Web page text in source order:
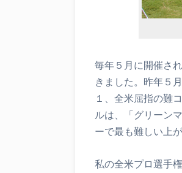
毎年５月に開催さ
きました。昨年５
１、全米屈指の難
ルは、「グリーン
ーで最も難しい上
私の全米プロ選手